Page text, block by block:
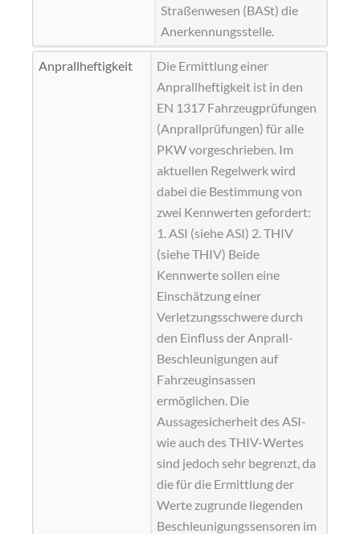
Straßenwesen (BASt) die
Anerkennungsstelle.
Anprallheftigkeit
Die Ermittlung einer
Anprallheftigkeit ist in den
EN 1317 Fahrzeugprüfungen
(Anprallprüfungen) für alle
PKW vorgeschrieben. Im
aktuellen Regelwerk wird
dabei die Bestimmung von
zwei Kennwerten gefordert:
1.ASI (siehe ASI) 2.THIV
(siehe THIV) Beide
Kennwerte sollen eine
Einschätzung einer
Verletzungsschwere durch
den Einfluss der Anprall-
Beschleunigungen auf
Fahrzeuginsassen
ermöglichen. Die
Aussagesicherheit des ASI-
wie auch des THIV-Wertes
sind jedoch sehr begrenzt, da
die für die Ermittlung der
Werte zugrunde liegenden
Beschleunigungssensoren im